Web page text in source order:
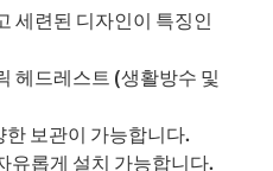
세련된 디자인이 특징인
헤드레스트 (생활방수 및
보관이 가능합니다.
유롭게 설치 가능합니다.